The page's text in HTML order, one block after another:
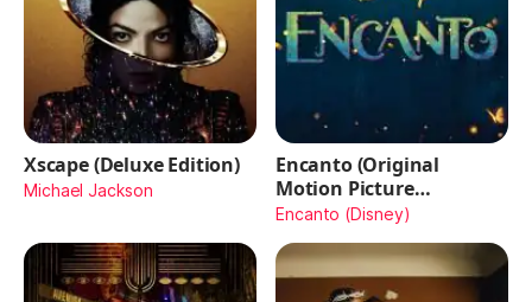
Xscape (Deluxe Edition)
Michael Jackson
Encanto (Original
Motion Picture
Soundtrack)
Encanto (Disney)